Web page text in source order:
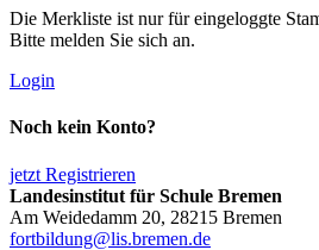
Die Merkliste ist nur für eingeloggte
Bitte melden Sie sich an.
Login
Noch kein Konto?
jetzt Registrieren
Landesinstitut für Schule Bremen
Am Weidedamm 20, 28215 Bremen
fortbildung@lis.bremen.de